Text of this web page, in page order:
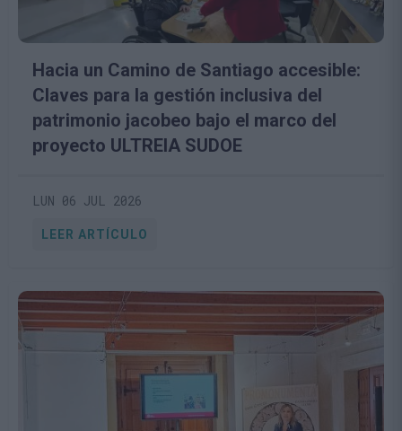
Hacia un Camino de Santiago accesible:
Claves para la gestión inclusiva del
patrimonio jacobeo bajo el marco del
proyecto ULTREIA SUDOE
LUN 06 JUL 2026
LEER ARTÍCULO